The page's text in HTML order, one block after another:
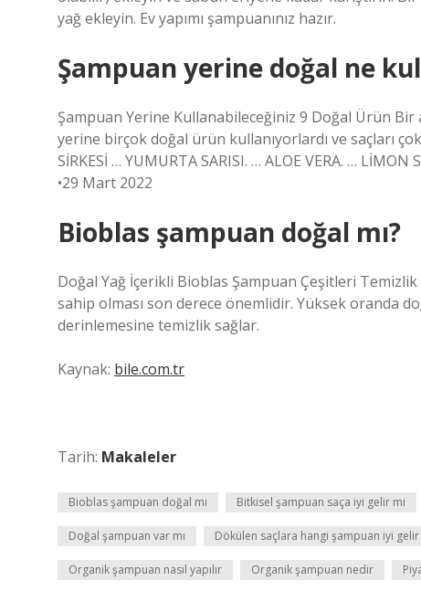
yağ ekleyin. Ev yapımı şampuanınız hazır.
Şampuan yerine doğal ne
Şampuan Yerine Kullanabileceğiniz 9 Doğal Ürün
yerine birçok doğal ürün kullanıyorlardı ve saçları
SİRKESİ … YUMURTA SARISI. … ALOE VERA. …
•29 Mart 2022
Bioblas şampuan doğal mı?
Doğal Yağ İçerikli Bioblas Şampuan Çeşitleri
sahip olması son derece önemlidir. Yüksek oranda
derinlemesine temizlik sağlar.
Kaynak: bile.com.tr
Tarih: Makaleler
Bioblas şampuan doğal mı Bitkisel şampuan saça iyi gelir mi
Doğal şampuan var mı Dökülen saçlara hangi şampuan iyi gelir
Organik şampuan nasıl yapılır Organik şampuan nedir